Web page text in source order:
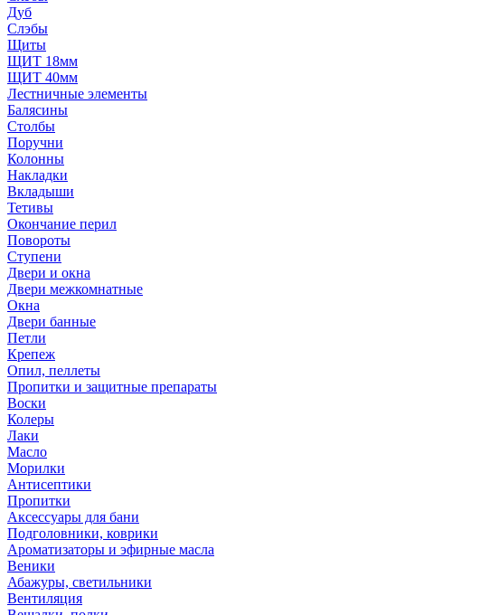
Дуб
Слэбы
Щиты
ЩИТ 18мм
ЩИТ 40мм
Лестничные элементы
Балясины
Столбы
Поручни
Колонны
Накладки
Вкладыши
Тетивы
Окончание перил
Повороты
Ступени
Двери и окна
Двери межкомнатные
Окна
Двери банные
Петли
Крепеж
Опил, пеллеты
Пропитки и защитные препараты
Воски
Колеры
Лаки
Масло
Морилки
Антисептики
Пропитки
Аксессуары для бани
Подголовники, коврики
Ароматизаторы и эфирные масла
Веники
Абажуры, светильники
Вентиляция